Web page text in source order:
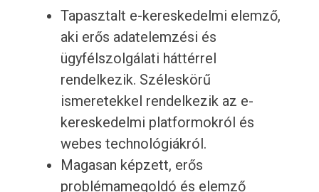
Tapasztalt e-kereskedelmi elemző,
aki erős adatelemzési és
ügyfélszolgálati háttérrel
rendelkezik. Széleskörű
ismeretekkel rendelkezik az e-
kereskedelmi platformokról és
webes technológiákról.
Magasan képzett, erős
problémamegoldó és elemző